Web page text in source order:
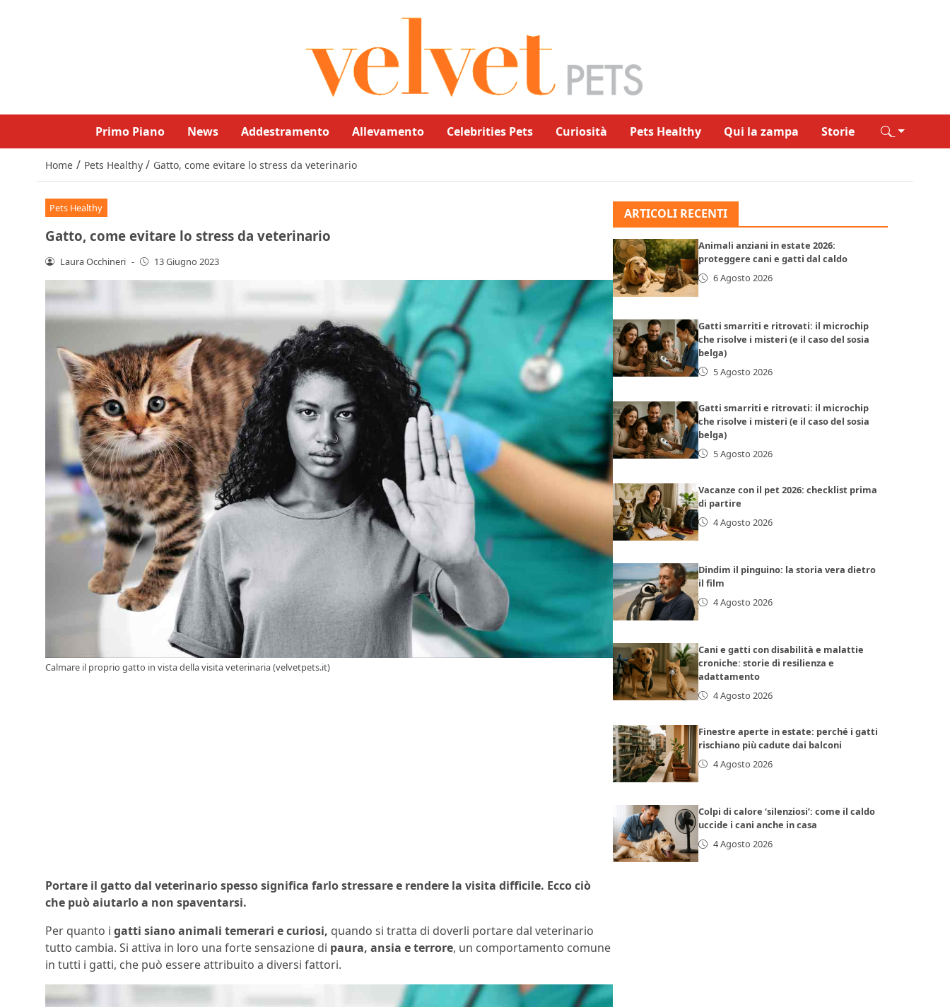
Primo Piano News Addestramento Allevamento Celebrities Pets Curiosità Pets Healthy Qui la zampa Storie
Home / Pets Healthy / Gatto, come evitare lo stress da veterinario
Pets Healthy
Gatto, come evitare lo stress da veterinario
Laura Occhineri - 13 Giugno 2023
Calmare il proprio gatto in vista della visita veterinaria (velvetpets.it)
Portare il gatto dal veterinario spesso significa farlo stressare e rendere la visita difficile. Ecco ciò
che può aiutarlo a non spaventarsi.
Per quanto i gatti siano animali temerari e curiosi, quando si tratta di doverli portare dal veterinario
tutto cambia. Si attiva in loro una forte sensazione di paura, ansia e terrore, un comportamento comune
in tutti i gatti, che può essere attribuito a diversi fattori.
ARTICOLI RECENTI
Animali anziani in estate 2026:
proteggere cani e gatti dal caldo
6 Agosto 2026
Gatti smarriti e ritrovati: il microchip
che risolve i misteri (e il caso del sosia
belga)
5 Agosto 2026
Gatti smarriti e ritrovati: il microchip
che risolve i misteri (e il caso del sosia
belga)
5 Agosto 2026
Vacanze con il pet 2026: checklist prima
di partire
4 Agosto 2026
Dindim il pinguino: la storia vera dietro
il film
4 Agosto 2026
Cani e gatti con disabilità e malattie
croniche: storie di resilienza e
adattamento
4 Agosto 2026
Finestre aperte in estate: perché i gatti
rischiano più cadute dai balconi
4 Agosto 2026
Colpi di calore ‘silenziosi’: come il caldo
uccide i cani anche in casa
4 Agosto 2026